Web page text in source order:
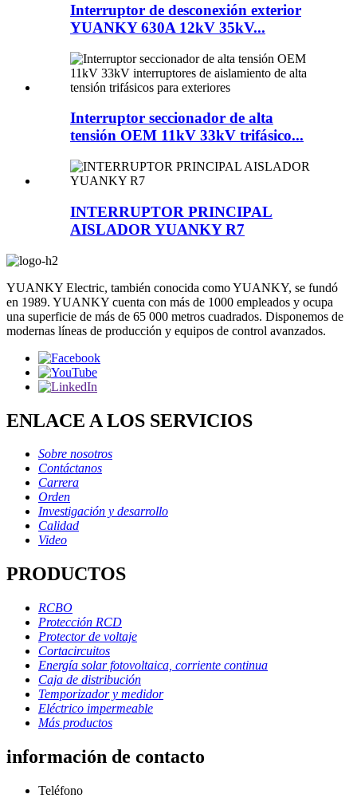
Interruptor de desconexión exterior
YUANKY 630A 12kV 35kV...
Interruptor seccionador de alta
tensión OEM 11kV 33kV trifásico...
INTERRUPTOR PRINCIPAL
AISLADOR YUANKY R7
YUANKY Electric, también conocida como YUANKY, se fundó
en 1989. YUANKY cuenta con más de 1000 empleados y ocupa
una superficie de más de 65 000 metros cuadrados. Disponemos de
modernas líneas de producción y equipos de control avanzados.
ENLACE A LOS SERVICIOS
Sobre nosotros
Contáctanos
Carrera
Orden
Investigación y desarrollo
Calidad
Video
PRODUCTOS
RCBO
Protección RCD
Protector de voltaje
Cortacircuitos
Energía solar fotovoltaica, corriente continua
Caja de distribución
Temporizador y medidor
Eléctrico impermeable
Más productos
información de contacto
Teléfono